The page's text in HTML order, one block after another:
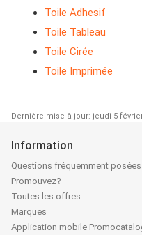
Toile Adhesif
Toile Tableau
Toile Cirée
Toile Imprimée
Dernière mise à jour: jeudi 5
Information
Questions fréquemment posées
Promouvez?
Toutes les offres
Marques
Application mobile